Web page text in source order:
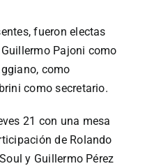
fueron electas
Pajoni como
como
como secretario.
21 con una mesa
de Rolando
y Guillermo Pérez